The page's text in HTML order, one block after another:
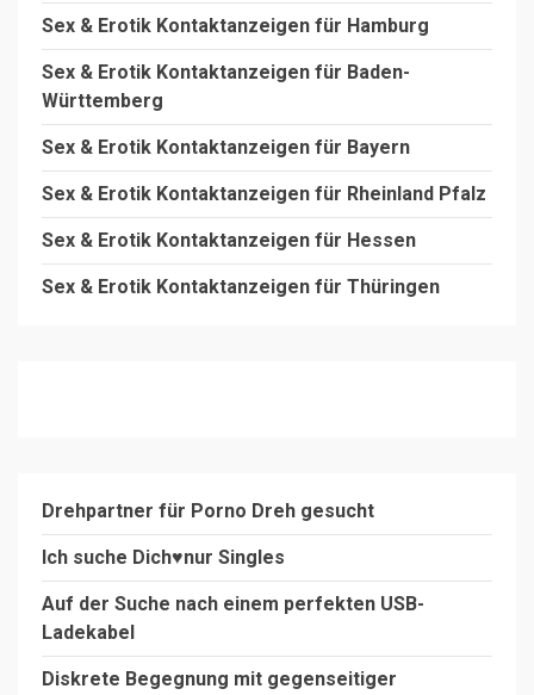
Sex & Erotik Kontaktanzeigen für Hamburg
Sex & Erotik Kontaktanzeigen für Baden-
Württemberg
Sex & Erotik Kontaktanzeigen für Bayern
Sex & Erotik Kontaktanzeigen für Rheinland Pfalz
Sex & Erotik Kontaktanzeigen für Hessen
Sex & Erotik Kontaktanzeigen für Thüringen
Drehpartner für Porno Dreh gesucht
Ich suche Dich♥️nur Singles
Auf der Suche nach einem perfekten USB-
Ladekabel
Diskrete Begegnung mit gegenseitiger